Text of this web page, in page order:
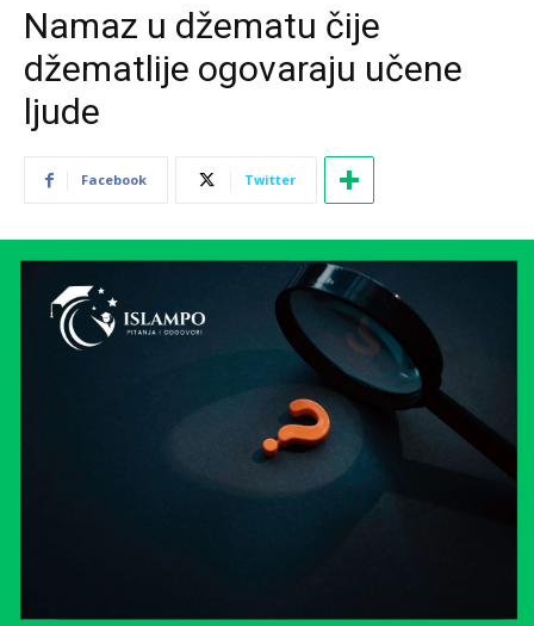
Namaz u džematu čije
džematlije ogovaraju učene
ljude
Facebook Twitter